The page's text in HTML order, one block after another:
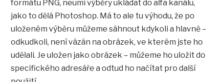
formátu PNG, neumí výběry ukládat do alfa kanálu,
jako to dělá Photoshop. Má to ale tu výhodu, že po
uloženém výběru můžeme sáhnout kdykoli a hlavně –
odkudkoli, není vázán na obrázek, ve kterém jste ho
udělali. Je uložen jako obrázek – můžeme ho uložit do
specifického adresáře a odtud ho načítat pro další